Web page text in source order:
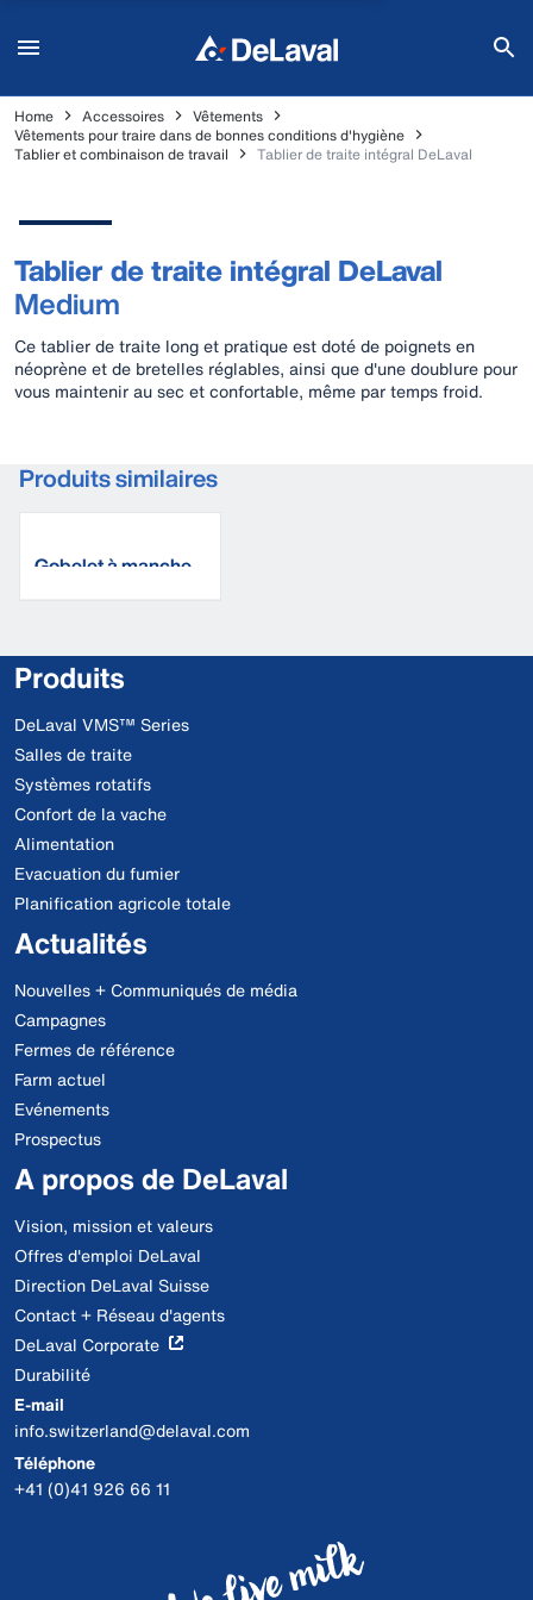
Home Accessoires
Vêtements
Vêtements pour traire dans de bonnes conditions d'hygiène
Tablier et combinaison de travail
Tablier de traite intégral DeLaval
Tablier de traite intégral DeLaval
Medium
Ce tablier de traite long et pratique est doté de poignets en
néoprène et de bretelles réglables, ainsi que d'une doublure pour
vous maintenir au sec et confortable, même par temps froid.
Produits similaires
Gobelet à manche
Produits
DeLaval VMS™ Series
Salles de traite
Systèmes rotatifs
Confort de la vache
Alimentation
Evacuation du fumier
Planification agricole totale
Actualités
Nouvelles + Communiqués de média
Campagnes
Fermes de référence
Farm actuel
Evénements
Prospectus
A propos de DeLaval
Vision, mission et valeurs
Offres d'emploi DeLaval
Direction DeLaval Suisse
Contact + Réseau d'agents
DeLaval Corporate
Durabilité
E-mail
info.switzerland@delaval.com
Téléphone
+41 (0)41 926 66 11